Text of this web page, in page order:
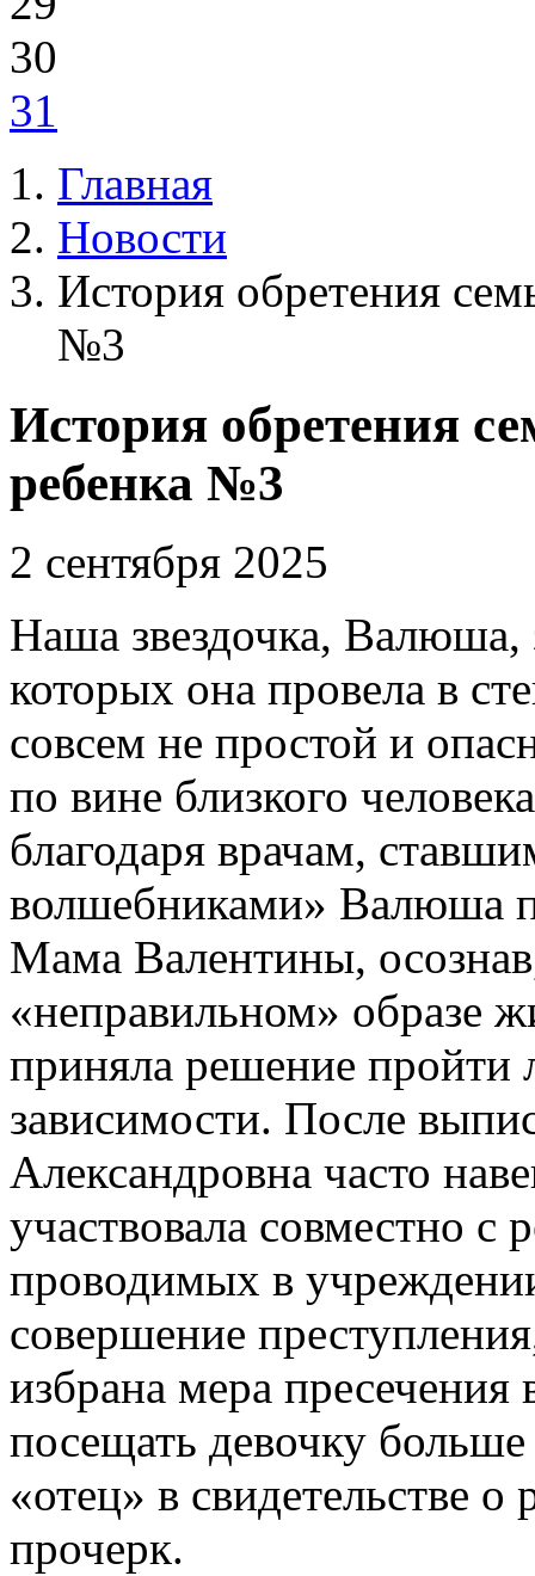
30
31
Главная
Новости
История обретения
№3
История обретения
ребенка №3
2 сентября 2025
Наша звездочка, Валюша,
которых она провела в
совсем не простой и
по вине близкого
благодаря врачам,
волшебниками» Валюша
Мама Валентины,
«неправильном» образе
приняла решение пройти
зависимости. После
Александровна часто
участвовала совместно с
проводимых в
совершение
избрана мера
посещать девочку больше
«отец» в свидетельстве
прочерк.